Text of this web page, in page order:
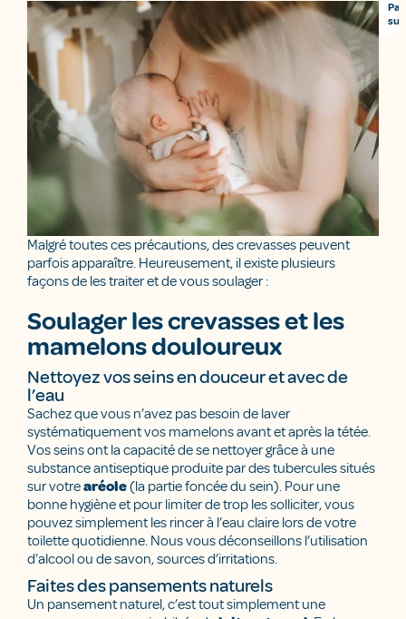
Malgré toutes ces précautions, des crevasses peuvent
parfois apparaître. Heureusement, il existe plusieurs
façons de les traiter et de vous soulager :
Soulager les crevasses et les
mamelons douloureux
Nettoyez vos seins en douceur et avec de
l’eau
Sachez que vous n’avez pas besoin de laver
systématiquement vos mamelons avant et après la tétée.
Vos seins ont la capacité de se nettoyer grâce à une
substance antiseptique produite par des tubercules situés
sur votrearéole(la partie foncée du sein). Pour une
bonne hygiène et pour limiter de trop les solliciter, vous
pouvez simplement les rincer à l’eau claire lors de votre
toilette quotidienne. Nous vous déconseillons l’utilisation
d’alcool ou de savon, sources d’irritations.
Faites des pansements naturels
Un pansement naturel, c’est tout simplement une
sur